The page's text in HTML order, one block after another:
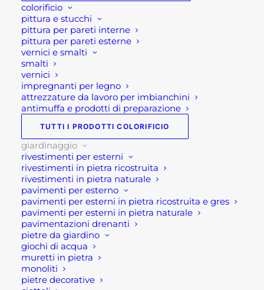
colorificio
pittura e stucchi
pittura per pareti interne
pittura per pareti esterne
vernici e smalti
smalti
vernici
impregnanti per legno
attrezzature da lavoro per imbianchini
antimuffa e prodotti di preparazione
TUTTI I PRODOTTI COLORIFICIO
giardinaggio
rivestimenti per esterni
rivestimenti in pietra ricostruita
rivestimenti in pietra naturale
pavimenti per esterno
pavimenti per esterni in pietra ricostruita e gres
pavimenti per esterni in pietra naturale
pavimentazioni drenanti
pietre da giardino
giochi di acqua
muretti in pietra
monoliti
pietre decorative
Descrizione
Fioriere in plastica quadrate
con festone
Fioriere in plastica quadrate con festone, per
esterno. Si tratta di una fioriere per esterno in
plastica colore Terra di Siena. Queste fioriera
quadrata pvc dalle linee classiche ed eleganti,
vuole rievocare le fioriere per esterno in terra cotta.
Infatti la stessa fioriera in plastica riprende
l’elemento decorativo classico per eccellenza,
ovvero i festoni naturali, con vite e uva,
caratteristici delle fioriere in terra cotta. anche lo